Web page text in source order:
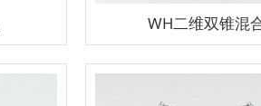
WH二维双锥混